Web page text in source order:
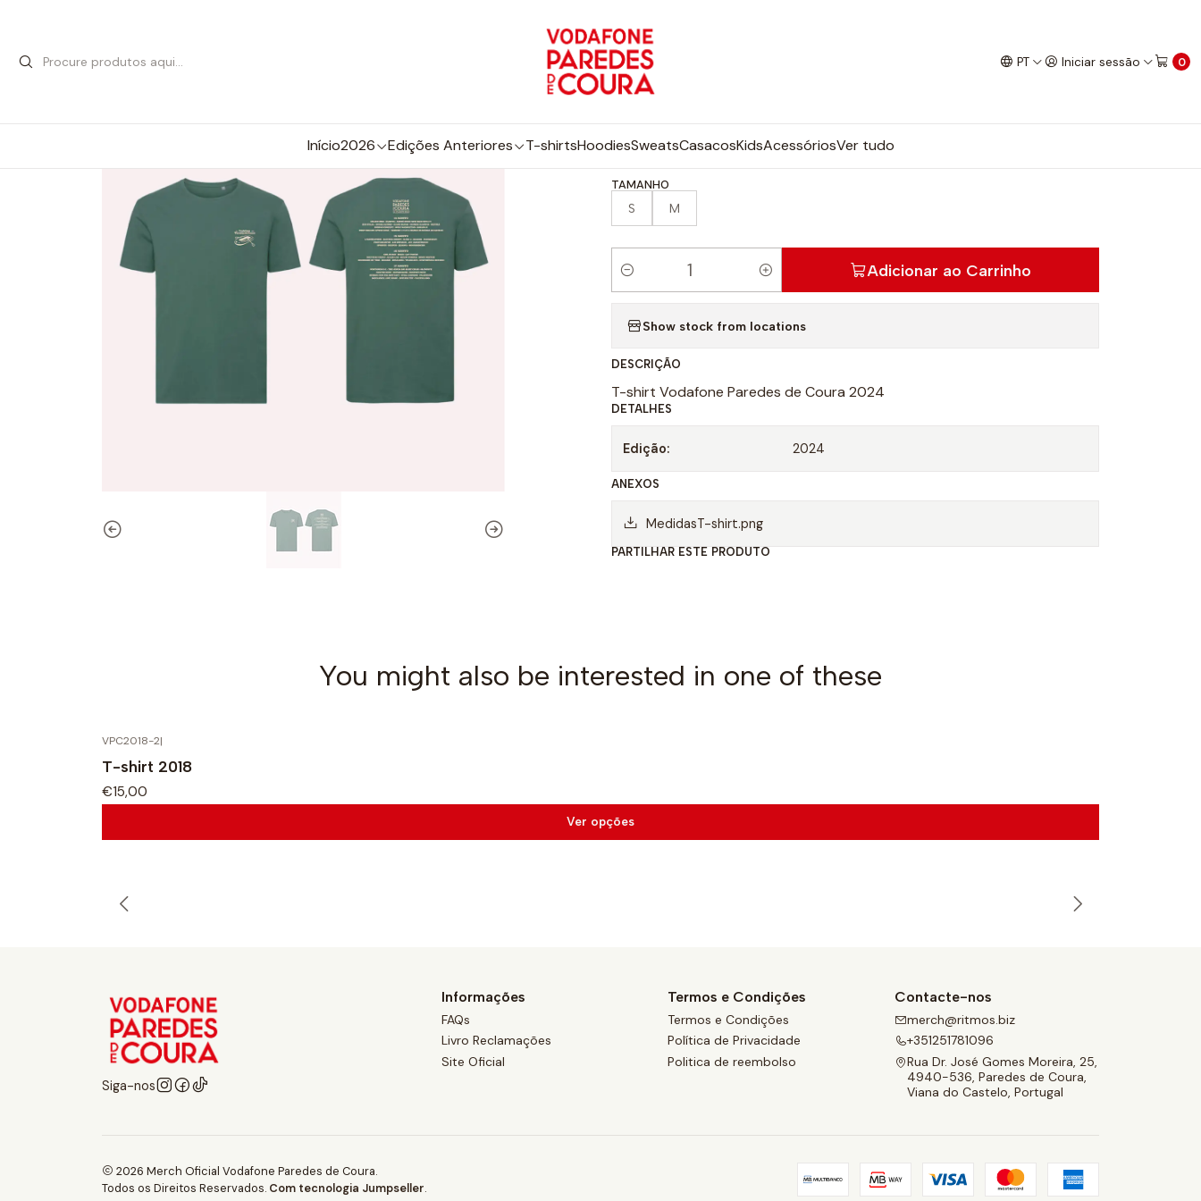
PT Iniciar sessão 0
Início2026 Edições Anteriores T-shirtsHoodiesSweatsCasacosKidsAcessóriosVer tudo
|
T-shirt 2024
TAMANHO
S M
e
Adicionar ao Carrinho
Show stock from locations
DESCRIÇÃO
T-shirt Vodafone Paredes de Coura 2024
DETALHES
Edição: 2024
ANEXOS
MedidasT-shirt.png
PARTILHAR ESTE PRODUTO
You might also be interested in one of these
VPC2018-2|
T-shirt 2018
€15,00
Ver opções
Siga-nos
Informações
FAQs
Livro Reclamações
Site Oficial
Termos e Condições
Termos e Condições
Política de Privacidade
Politica de reembolso
Contacte-nos
merch@ritmos.biz
+351251781096
Rua Dr. José Gomes Moreira, 25,
4940-536, Paredes de Coura,
Viana do Castelo, Portugal
2026 Merch Oficial Vodafone Paredes de Coura.
Todos os Direitos Reservados. Com tecnologia Jumpseller.